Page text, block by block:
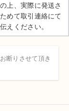
上、実際に発送さ
めて取引連絡にて
えください。
断りさせて頂き